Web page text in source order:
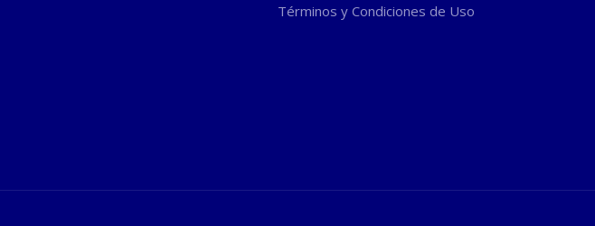
Términos y Condiciones de Uso